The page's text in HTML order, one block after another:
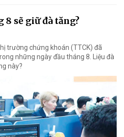
sẽ giữ đà tăng?
trường chứng khoán (TTCK) đã
những ngày đầu tháng 8. Liệu đà
này?